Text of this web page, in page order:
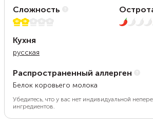
Сложность
2 из 5
1 из 5
Кухня
русская
Распространенный аллерген
Белок коровьего молока
Убедитесь, что у вас нет индивидуальной
ингредиентов.